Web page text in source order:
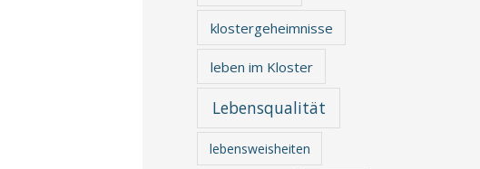
klostergeheimnisse
leben im Kloster
Lebensqualität
lebensweisheiten